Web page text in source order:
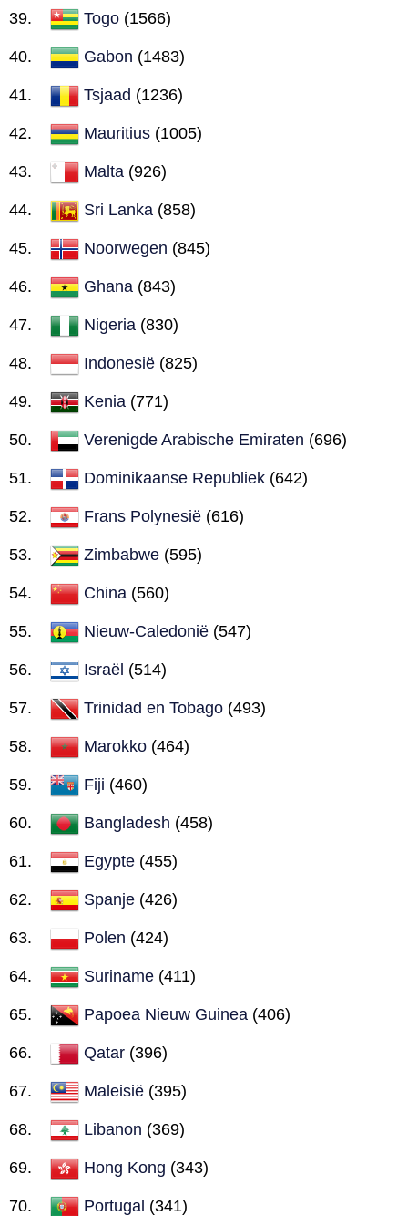
Togo (1566)
Gabon (1483)
Tsjaad (1236)
Mauritius (1005)
Malta (926)
Sri Lanka (858)
Noorwegen (845)
Ghana (843)
Nigeria (830)
Indonesië (825)
Kenia (771)
Verenigde Arabische Emiraten (696)
Dominikaanse Republiek (642)
Frans Polynesië (616)
Zimbabwe (595)
China (560)
Nieuw-Caledonië (547)
Israël (514)
Trinidad en Tobago (493)
Marokko (464)
Fiji (460)
Bangladesh (458)
Egypte (455)
Spanje (426)
Polen (424)
Suriname (411)
Papoea Nieuw Guinea (406)
Qatar (396)
Maleisië (395)
Libanon (369)
Hong Kong (343)
Portugal (341)